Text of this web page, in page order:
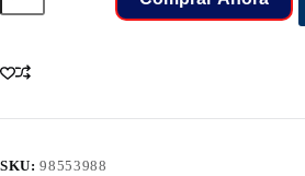
5W30
100%
SKU:98553988